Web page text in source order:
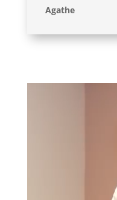
Agathe